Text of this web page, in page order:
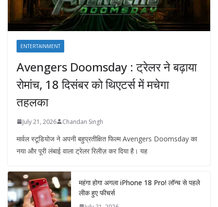
ENTERTAINMENT
Avengers Doomsday : ट्रेलर ने बढ़ाया
रोमांच, 18 दिसंबर को थिएटर्स में मचेगा
तहलका
July 21, 2026 Chandan Singh
मार्वल स्टूडियोज ने अपनी बहुप्रतीक्षित फिल्म Avengers Doomsday का
नया और पूरी लंबाई वाला ट्रेलर रिलीज़ कर दिया है। यह
महंगा होगा अगला iPhone 18 Pro! लॉन्च से पहले
लीक हुए फीचर्स